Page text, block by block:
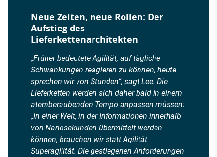
Neue Zeiten, neue Rollen: Der
Aufstieg des
Lieferkettenarchitekten
„Früher bedeutete Agilität, auf tägliche
Schwankungen reagieren zu können, heute
sprechen wir von Stunden“, sagt Lee. Die
Lieferketten werden sich daher bald in einem
atemberaubenden Tempo anpassen müssen:
„In einer Welt, in der Informationen innerhalb
von Nanosekunden übermittelt werden
können, brauchen wir statt Agilität
Superagilität. Die gestiegenen Anforderungen